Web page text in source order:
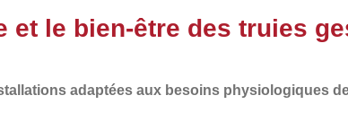
et le bien-être des truies
adaptées aux besoins physiologiques